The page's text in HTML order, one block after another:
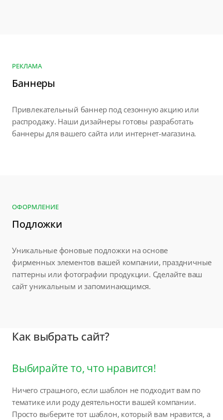
РЕКЛАМА
Баннеры
Привлекательный баннер под сезонную акцию или
распродажу. Наши дизайнеры готовы разработать
баннеры для вашего сайта или интернет-магазина.
ОФОРМЛЕНИЕ
Подложки
Уникальные фоновые подложки на основе
фирменных элементов вашей компании, праздничные
паттерны или фотографии продукции. Сделайте ваш
сайт уникальным и запоминающимся.
Как выбрать сайт?
Выбирайте то, что нравится!
Ничего страшного, если шаблон не подходит вам по
тематике или роду деятельности вашей компании.
Просто выберите тот шаблон, который вам нравится, а